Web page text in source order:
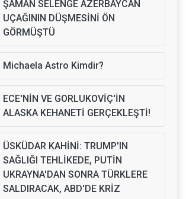
ŞAMAN SELENGE AZERBAYCAN
UÇAĞININ DÜŞMESİNİ ÖN
GÖRMÜŞTÜ
Michaela Astro Kimdir?
ECE'NİN VE GORLUKOVİÇ'İN
ALASKA KEHANETİ GERÇEKLEŞTİ!
ÜSKÜDAR KAHİNİ: TRUMP'IN
SAĞLIĞI TEHLİKEDE, PUTİN
UKRAYNA'DAN SONRA TÜRKLERE
SALDIRACAK, ABD'DE KRİZ